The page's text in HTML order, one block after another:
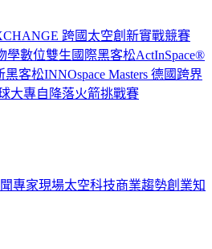
跨國太空創新實戰競賽
學數位雙生國際黑客松ActInSpace®
黑客松INNOspace Masters 德國跨界
大專自降落火箭挑戰賽
專家現場太空科技商業趨勢創業知